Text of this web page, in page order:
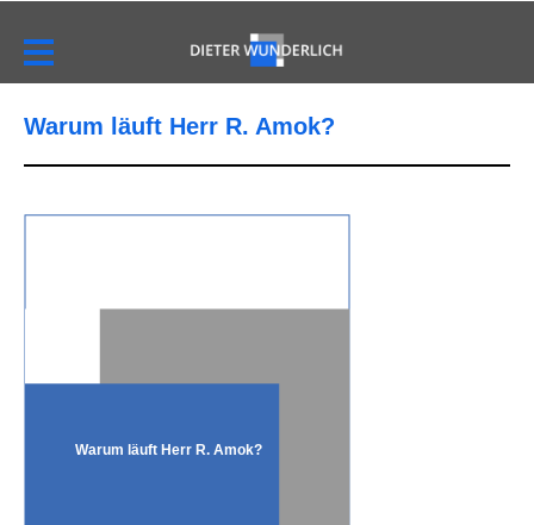
Warum läuft Herr R. Amok?
Warum läuft Herr R. Amok?